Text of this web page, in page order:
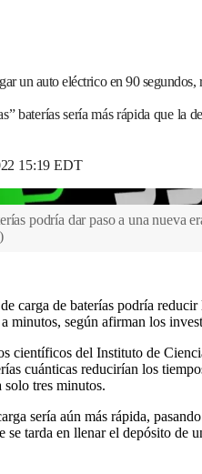
un auto eléctrico en 90 segundos,
baterías sería más rápida que la
15:19 EDT
podría dar paso a una nueva
)
carga de baterías podría reducir
minutos, según afirman los
científicos del Instituto de
cuánticas reducirían los
solo tres minutos.
sería aún más rápida,
se tarda en llenar el depósito de